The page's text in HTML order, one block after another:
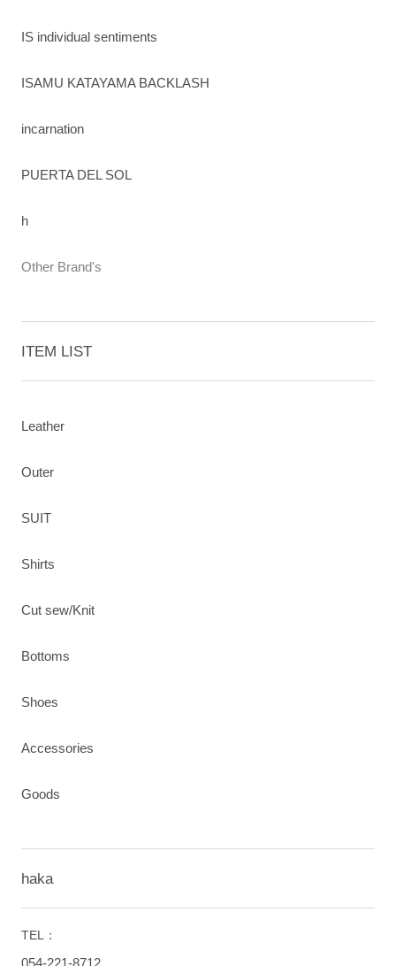
IS individual sentiments
ISAMU KATAYAMA BACKLASH
incarnation
PUERTA DEL SOL
h
Other Brand's
ITEM LIST
Leather
Outer
SUIT
Shirts
Cut sew/Knit
Bottoms
Shoes
Accessories
Goods
haka
TEL：